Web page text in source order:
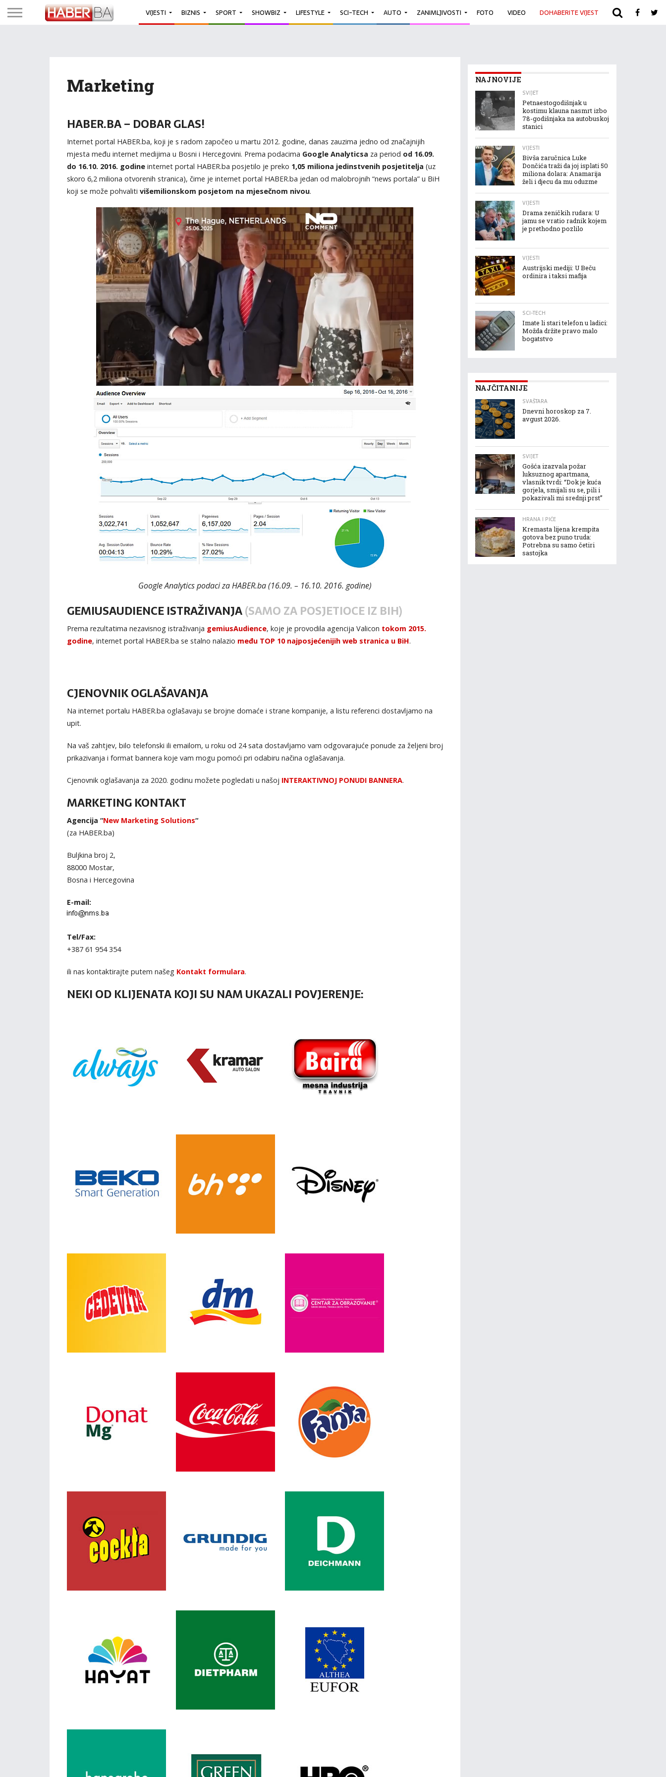
VIJESTI BIZNIS SPORT SHOWBIZ LIFESTYLE SCI-TECH AUTO ZANIMLJIVOSTI FOTO VIDEO DOHABERITE VIJEST ARHIVA
Marketing
HABER.BA – DOBAR GLAS!
Internet portal HABER.ba, koji je s radom započeo u martu 2012. godine, danas zauzima jedno od značajnijih
mjesta među internet medijima u Bosni i Hercegovini. Prema podacima Google Analyticsa za period od 16.09.
do 16.10. 2016. godineinternet portal HABER.ba posjetilo je preko 1,05 miliona jedinstvenih posjetitelja (uz
skoro 6,2 miliona otvorenih stranica), čime je internet portal HABER.ba jedan od malobrojnih “news portala” u BiH
koji se može pohvaliti višemilionskom posjetom na mjesečnom nivou.
Google Analytics podaci za HABER.ba (16.09. – 16.10. 2016. godine)
GEMIUSAUDIENCE ISTRAŽIVANJA(SAMO ZA POSJETIOCE IZ BIH)
Prema rezultatima nezavisnog istraživanja gemiusAudience, koje je provodila agencija Valicon tokom 2015.
godine, internet portal HABER.ba se stalno nalazio među TOP 10 najposjećenijih web stranica u BiH.
CJENOVNIK OGLAŠAVANJA
Na internet portalu HABER.ba oglašavaju se brojne domaće i strane kompanije, a listu referenci dostavljamo na
upit.
Na vaš zahtjev, bilo telefonski ili emailom, u roku od 24 sata dostavljamo vam odgovarajuće ponude za željeni broj
prikazivanja i format bannera koje vam mogu pomoći pri odabiru načina oglašavanja.
Cjenovnik oglašavanja za 2020. godinu možete pogledati u našoj INTERAKTIVNOJ PONUDI BANNERA.
MARKETING KONTAKT
Agencija “New Marketing Solutions“
(za HABER.ba)
Buljkina broj 2,
88000 Mostar,
Bosna i Hercegovina
E-mail:
Tel/Fax:
+387 61 954 354
ili nas kontaktirajte putem našeg Kontakt formulara.
NEKI OD KLIJENATA KOJI SU NAM UKAZALI POVJERENJE:
NAJNOVIJE
SVIJET
Petnaestogodišnjak u
kostimu klauna nasmrt izbo
78-godišnjaka na autobuskoj
stanici
VIJESTI
Bivša zaručnica Luke
Dončića traži da joj isplati 50
miliona dolara: Anamarija
želi i djecu da mu oduzme
VIJESTI
Drama zeničkih rudara: U
jamu se vratio radnik kojem
je prethodno pozlilo
VIJESTI
Austrijski mediji: U Beču
ordinira i taksi mafija
SCI-TECH
Imate li stari telefon u ladici:
Možda držite pravo malo
bogatstvo
NAJČITANIJE
SVAŠTARA
Dnevni horoskop za 7.
avgust 2026.
SVIJET
Gošća izazvala požar
luksuznog apartmana,
vlasnik tvrdi: “Dok je kuća
gorjela, smijali su se, pili i
pokazivali mi srednji prst”
HRANA I PIĆE
Kremasta lijena krempita
gotova bez puno truda:
Potrebna su samo četiri
sastojka